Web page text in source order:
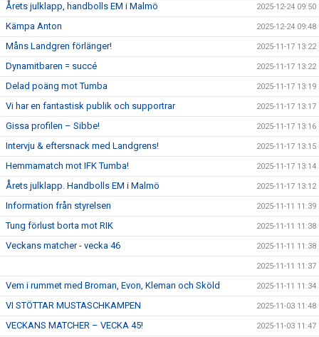
Årets julklapp, handbolls EM i Malmö 2025-12-24 09:50
Kämpa Anton 2025-12-24 09:48
Måns Landgren förlänger! 2025-11-17 13:22
Dynamitbaren = succé 2025-11-17 13:22
Delad poäng mot Tumba 2025-11-17 13:19
Vi har en fantastisk publik och supportrar 2025-11-17 13:17
Gissa profilen – Sibbe! 2025-11-17 13:16
Intervju & eftersnack med Landgrens! 2025-11-17 13:15
Hemmamatch mot IFK Tumba! 2025-11-17 13:14
Årets julklapp. Handbolls EM i Malmö 2025-11-17 13:12
Information från styrelsen 2025-11-11 11:39
Tung förlust borta mot RIK 2025-11-11 11:38
Veckans matcher - vecka 46 2025-11-11 11:38
2025-11-11 11:37
Vem i rummet med Broman, Evon, Kleman och Sköld 2025-11-11 11:34
VI STÖTTAR MUSTASCHKAMPEN 2025-11-03 11:48
VECKANS MATCHER – VECKA 45! 2025-11-03 11:47